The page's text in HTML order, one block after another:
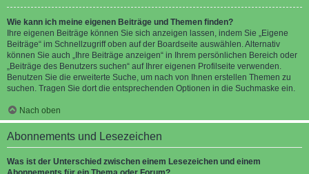
Wie kann ich meine eigenen Beiträge und Themen finden?
Ihre eigenen Beiträge können Sie sich anzeigen lassen, indem Sie „Eigene
Beiträge“ im Schnellzugriff oben auf der Boardseite auswählen. Alternativ
können Sie auch „Ihre Beiträge anzeigen“ in Ihrem persönlichen Bereich oder
„Beiträge des Benutzers suchen“ auf Ihrer eigenen Profilseite verwenden.
Benutzen Sie die erweiterte Suche, um nach von Ihnen erstellen Themen zu
suchen. Tragen Sie dort die entsprechenden Optionen in die Suchmaske ein.
Nach oben
Abonnements und Lesezeichen
Was ist der Unterschied zwischen einem Lesezeichen und einem